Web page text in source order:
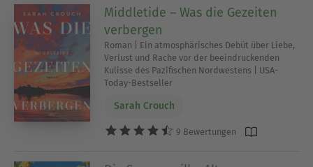
Middletide – Was die Gezeiten
verbergen
Roman | Ein atmosphärisches Debüt über Liebe,
Verlust und Rache vor der beeindruckenden
Kulisse des Pazifischen Nordwestens | USA-
Today-Bestseller
Sarah Crouch
9 Bewertungen